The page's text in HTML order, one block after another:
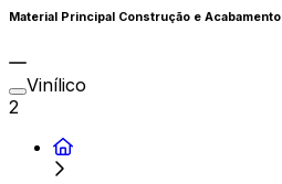
Material Principal Construção e Acabamento
Vinílico
2